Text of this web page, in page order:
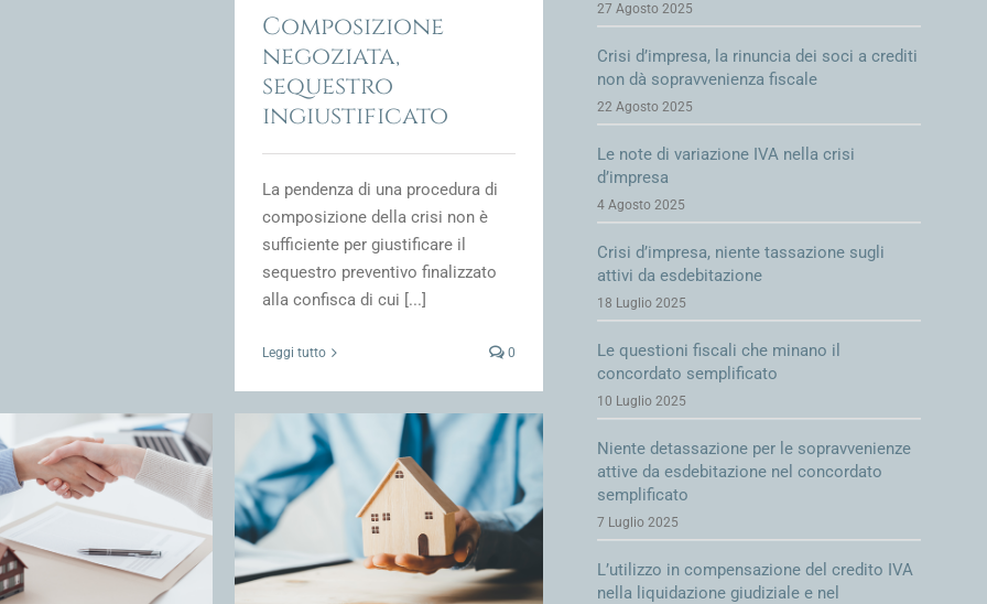
Composizione
negoziata,
sequestro
ingiustificato
La pendenza di una procedura di
composizione della crisi non è
sufficiente per giustificare il
sequestro preventivo finalizzato
alla confisca di cui [...]
Leggi tutto 0
di variazione IVA nella crisi
Fiscale e fiscalità della crisi
d'impresa
27 Agosto 2025
Crisi d’impresa, la rinuncia dei soci a crediti
non dà sopravvenienza fiscale
22 Agosto 2025
Le note di variazione IVA nella crisi
d’impresa
4 Agosto 2025
Crisi d’impresa, niente tassazione sugli
attivi da esdebitazione
18 Luglio 2025
Le questioni fiscali che minano il
concordato semplificato
10 Luglio 2025
Niente detassazione per le sopravvenienze
attive da esdebitazione nel concordato
semplificato
7 Luglio 2025
L’utilizzo in compensazione del credito IVA
nella liquidazione giudiziale e nel